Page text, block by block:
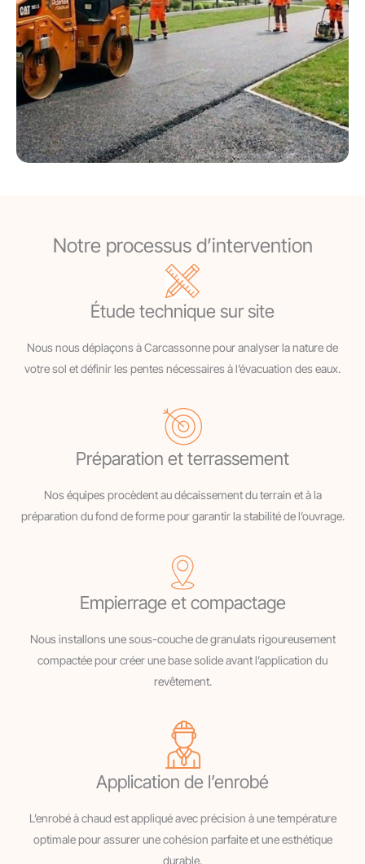
Notre processus d’intervention
Étude technique sur site
Nous nous déplaçons à Carcassonne pour analyser la nature de
votre sol et définir les pentes nécessaires à l’évacuation des eaux.
Préparation et terrassement
Nos équipes procèdent au décaissement du terrain et à la
préparation du fond de forme pour garantir la stabilité de l’ouvrage.
Empierrage et compactage
Nous installons une sous-couche de granulats rigoureusement
compactée pour créer une base solide avant l’application du
revêtement.
Application de l’enrobé
L’enrobé à chaud est appliqué avec précision à une température
optimale pour assurer une cohésion parfaite et une esthétique
durable.